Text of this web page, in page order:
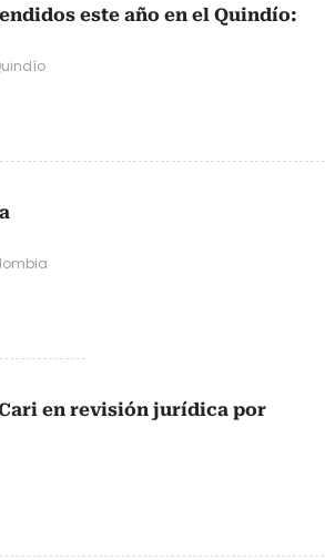
este año en el Quindío:
en revisión jurídica por